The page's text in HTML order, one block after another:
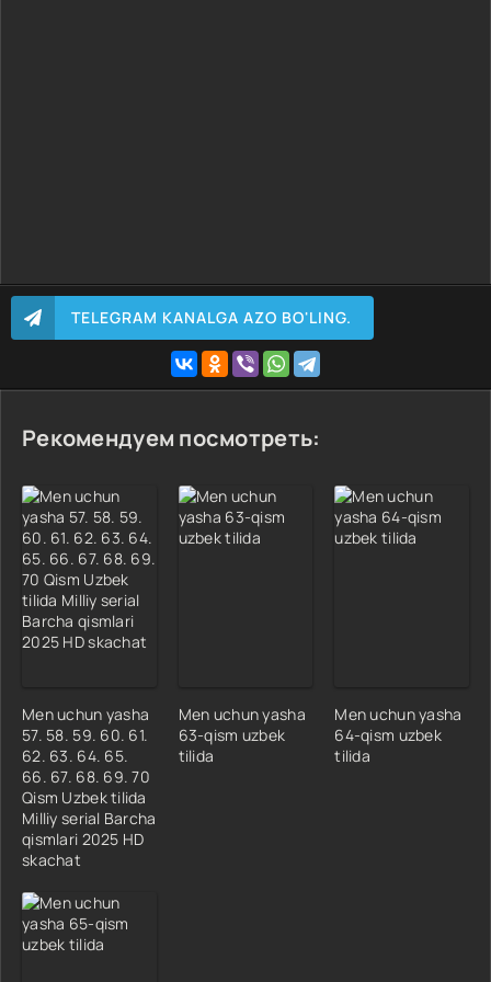
TELEGRAM KANALGA AZO BO'LING.
Рекомендуем посмотреть:
Men uchun yasha
57. 58. 59. 60. 61.
62. 63. 64. 65.
66. 67. 68. 69. 70
Qism Uzbek tilida
Milliy serial Barcha
qismlari 2025 HD
skachat
Men uchun yasha
63-qism uzbek
tilida
Men uchun yasha
64-qism uzbek
tilida